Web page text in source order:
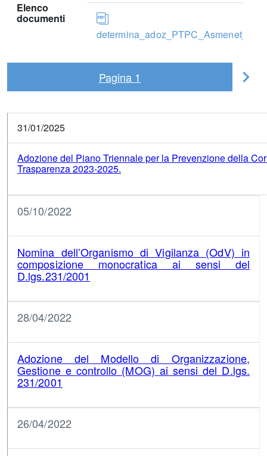
Elenco
documenti
Pagina 1
31/01/2025
Adozione del Piano Triennale per la Prevenzione della
Trasparenza 2023-2025.
05/10/2022
Nomina dell’Organismo di Vigilanza (OdV) in
composizione monocratica ai sensi del
D.lgs.231/2001
28/04/2022
Adozione del Modello di Organizzazione,
Gestione e controllo (MOG) ai sensi del D.lgs.
231/2001
26/04/2022